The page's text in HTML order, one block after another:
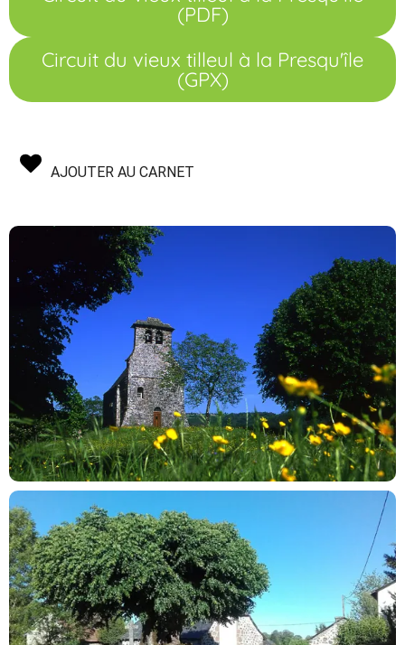
(PDF)
Circuit du vieux tilleul à la Presqu'île
(GPX)
AJOUTER AU CARNET